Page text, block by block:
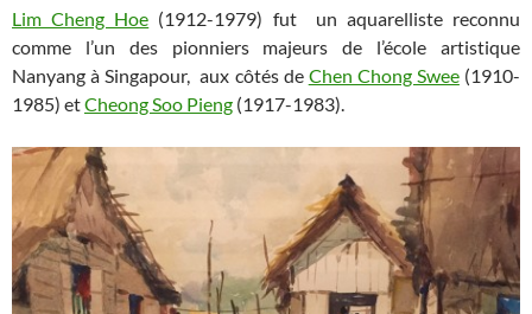
Lim Cheng Hoe (1912-1979) fut un aquarelliste reconnu
comme l’un des pionniers majeurs de l’école artistique
Nanyang à Singapour, aux côtés de Chen Chong Swee(1910-
1985) etCheong Soo Pieng (1917-1983).